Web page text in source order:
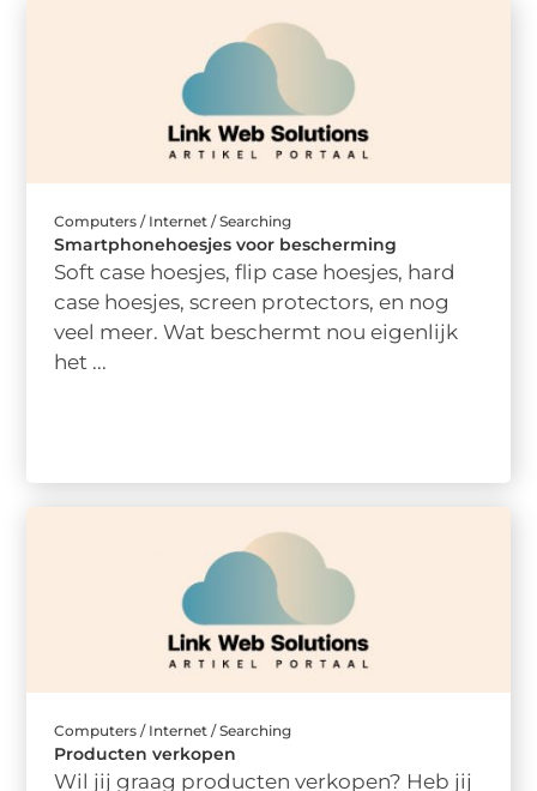
Computers / Internet / Searching
Smartphonehoesjes voor bescherming
Soft case hoesjes, flip case hoesjes, hard
case hoesjes, screen protectors, en nog
veel meer. Wat beschermt nou eigenlijk
het ...
Computers / Internet / Searching
Producten verkopen
Wil jij graag producten verkopen? Heb jij